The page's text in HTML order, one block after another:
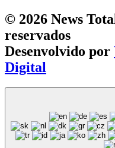
© 2026 News
reservados
Desenvolvido por
Digital